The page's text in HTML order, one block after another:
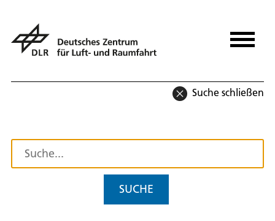
Suche schließen
SUCHE